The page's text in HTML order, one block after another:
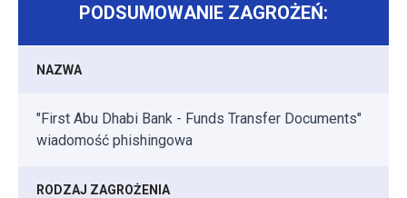
PODSUMOWANIE ZAGROŻEŃ:
NAZWA
"First Abu Dhabi Bank - Funds Transfer Documents"
wiadomość phishingowa
RODZAJ ZAGROŻENIA